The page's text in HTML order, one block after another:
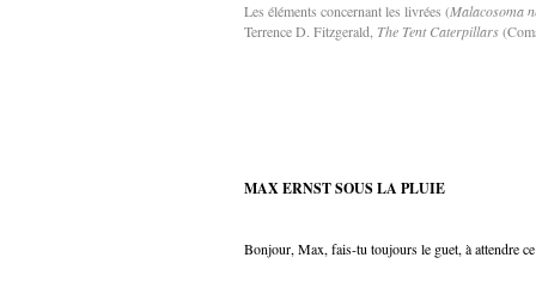
Les éléments concernant les livrées (Malacosoma
Terrence D. Fitzgerald, The Tent Caterpillars
MAX ERNST SOUS LA PLUIE
Bonjour, Max, fais-tu toujours le guet, à attendre